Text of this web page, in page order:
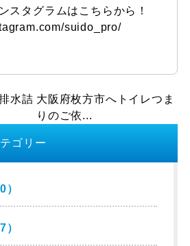
スタグラムはこちらから！
suido_pro/
水詰 大阪府枚方市へトイレつま
りのご依...
ゴリー
）
）